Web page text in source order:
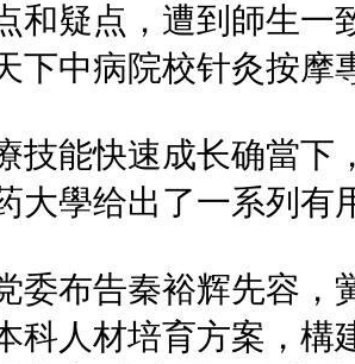
和疑点，遭到師生一
下中病院校针灸按摩
能快速成长确當下
大學给出了一系列有
布告秦裕辉先容，
科人材培育方案，構